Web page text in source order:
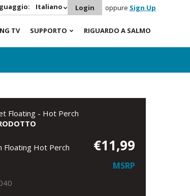
Italiano Login oppure Sign Up
TV SUPPORTO RIGUARDO A SALMO
Floating - Hot Perch
Floating Hot Perch €11,99
MSRP